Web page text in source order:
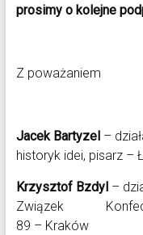
prosimy o kolejne
Z poważaniem
Jacek Bartyzel –
historyk idei, pisarz –
Krzysztof Bzdyl –
Związek
89 – Kraków